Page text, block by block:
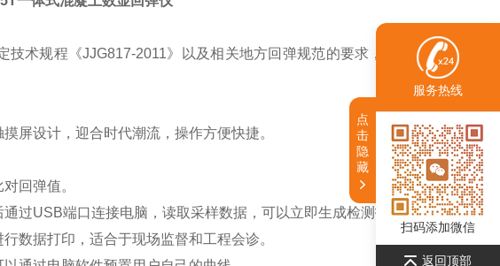
术规程《JJG817-2011》以及相关地方回弹规范的要求，适用于各类建
屏设计，迎合时代潮流，操作方便快捷。
回弹值。
过USB端口连接电脑，读取采样数据，可以立即生成检测报告。
数据打印，适合于现场监督和工程会诊。
服务热线
扫码添加微信
返回顶部
点
击
隐
藏